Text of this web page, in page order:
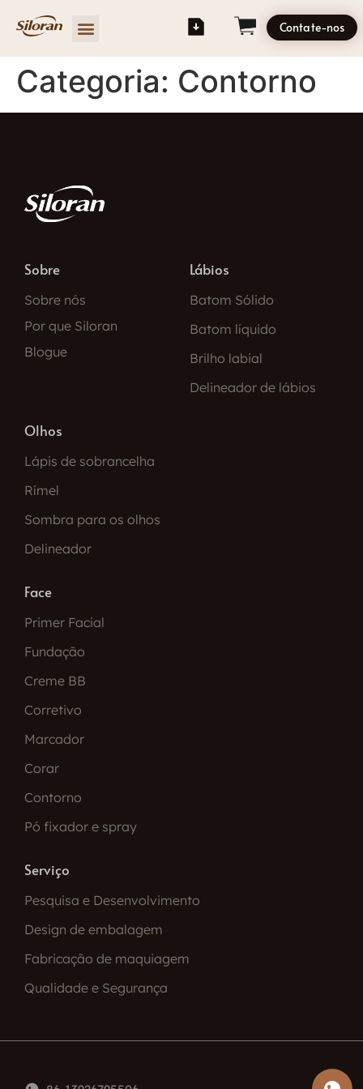
Contate-nos
Categoria: Contorno
Sobre
Sobre nós
Por que Siloran
Blogue
Lábios
Batom Sólido
Batom líquido
Brilho labial
Delineador de lábios
Olhos
Lápis de sobrancelha
Rímel
Sombra para os olhos
Delineador
Face
Primer Facial
Fundação
Creme BB
Corretivo
Marcador
Corar
Contorno
Pó fixador e spray
Serviço
Pesquisa e Desenvolvimento
Design de embalagem
Fabricação de maquiagem
Qualidade e Segurança